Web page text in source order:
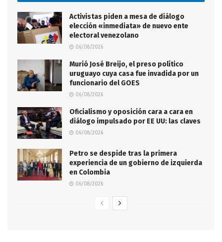
Activistas piden a mesa de diálogo
elección «inmediata» de nuevo ente
electoral venezolano
06/08/2026
Murió José Breijo, el preso político
uruguayo cuya casa fue invadida por un
funcionario del GOES
06/08/2026
Oficialismo y oposición cara a cara en
diálogo impulsado por EE UU: las claves
06/08/2026
Petro se despide tras la primera
experiencia de un gobierno de izquierda
en Colombia
06/08/2026